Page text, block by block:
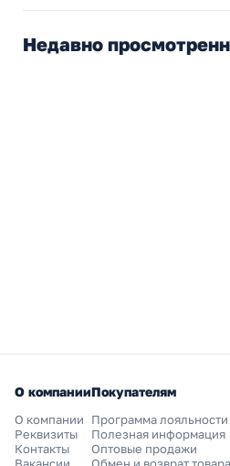
Недавно
О компании
О компании
Реквизиты
Контакты
Покупателям
Программа лояльности
Полезная информация
Оптовые продажи